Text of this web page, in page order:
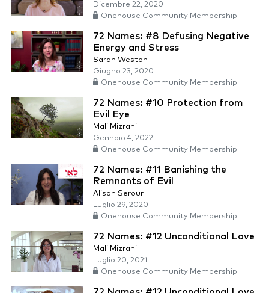
Dicembre 22, 2020
Onehouse Community Membership
72 Names: #8 Defusing Negative
Energy and Stress
Sarah Weston
Giugno 23, 2020
Onehouse Community Membership
72 Names: #10 Protection from
Evil Eye
Mali Mizrahi
Gennaio 4, 2022
Onehouse Community Membership
72 Names: #11 Banishing the
Remnants of Evil
Alison Serour
Luglio 29, 2020
Onehouse Community Membership
72 Names: #12 Unconditional Love
Mali Mizrahi
Luglio 20, 2021
Onehouse Community Membership